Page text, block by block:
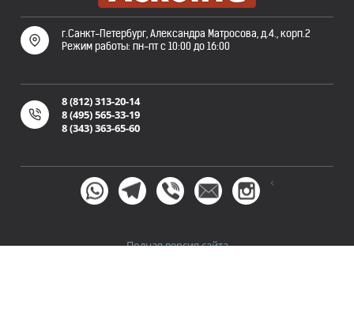
г.Санкт-Петербург, Александра Матросова, д.4., корп.2
Режим работы: пн-пт с 10:00 до 16:00
8 (812) 313-20-14
8 (495) 565-33-19
8 (343) 363-65-60
<
Полная версия сайта